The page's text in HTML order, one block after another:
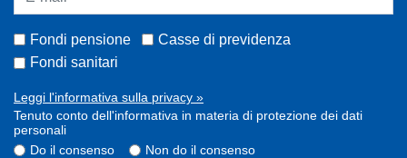
Fondi pensione
Casse di previdenza
Fondi sanitari
Leggi l'informativa sulla privacy »
Tenuto conto dell'informativa in materia di protezione dei dati
personali
Do il consenso
Non do il consenso